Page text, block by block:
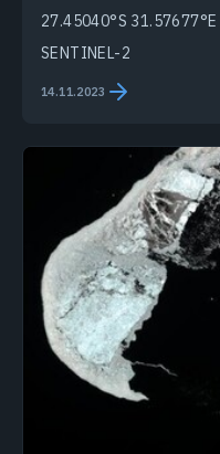
27.45040°S 31.57677°E
SENTINEL-2
14.11.2023